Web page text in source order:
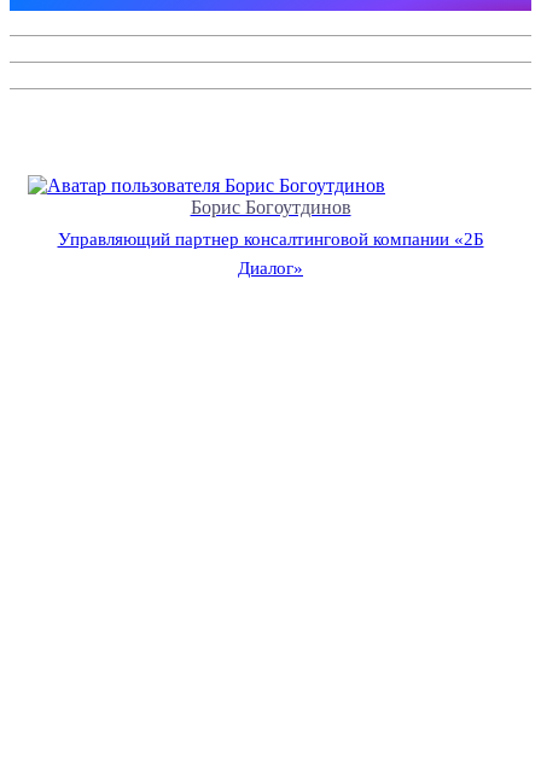
Борис Богоутдинов
Управляющий партнер консалтинговой компании «2Б
Диалог»